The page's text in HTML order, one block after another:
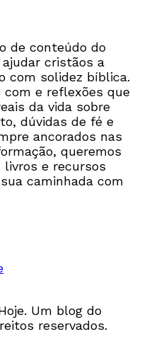
de conteúdo do
cristãos a
com solidez bíblica.
com e reflexões que
da vida sobre
dúvidas de fé e
ancorados nas
queremos
e recursos
caminhada com
Um blog do
reservados.